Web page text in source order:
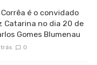
é o convidado
Catarina no dia 20 de
Gomes Blumenau
0